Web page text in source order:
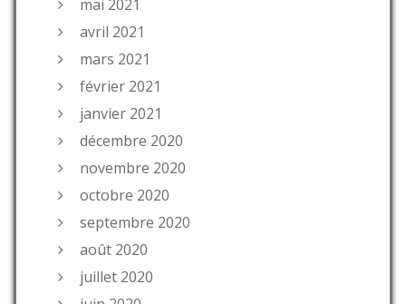
mai 2021
avril 2021
mars 2021
février 2021
janvier 2021
décembre 2020
novembre 2020
octobre 2020
septembre 2020
août 2020
juillet 2020